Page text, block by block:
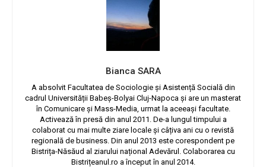
Bianca SARA
A absolvit Facultatea de Sociologie și Asistență Socială din
cadrul Universității Babeș-Bolyai Cluj-Napoca și are un masterat
în Comunicare și Mass-Media, urmat la aceeași facultate.
Activează în presă din anul 2011. De-a lungul timpului a
colaborat cu mai multe ziare locale și câțiva ani cu o revistă
regională de business. Din anul 2013 este corespondent pe
Bistrița-Năsăud al ziarului național Adevărul. Colaborarea cu
Bistrițeanul.ro a început în anul 2014.